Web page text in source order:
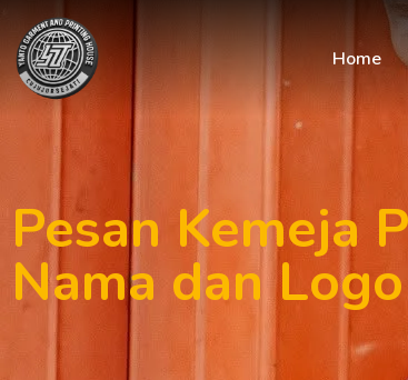
Home
Pesan Kemeja
Nama dan Logo